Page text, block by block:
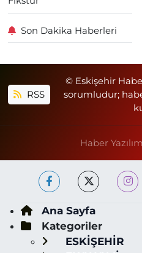
Son Dakika Haberleri
RSS
© Eskişehir
sorumludur;
Haber
Ana Sayfa
Kategoriler
ESKİŞEHİR